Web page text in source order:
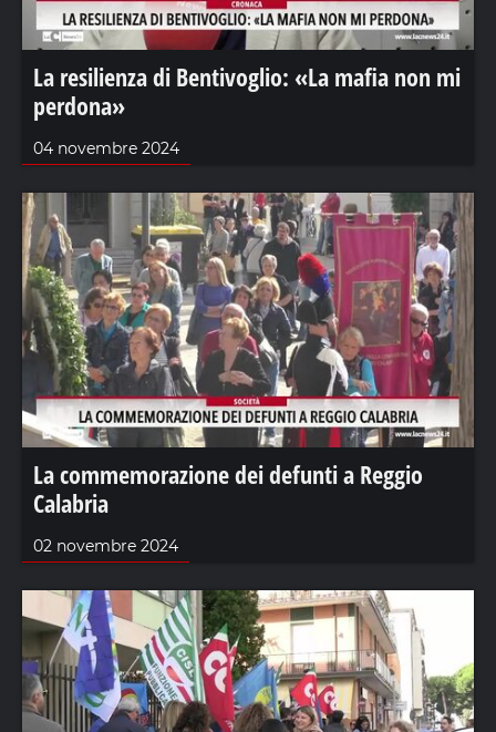
La resilienza di Bentivoglio: «La mafia non mi
perdona»
04 novembre 2024
La commemorazione dei defunti a Reggio
Calabria
02 novembre 2024